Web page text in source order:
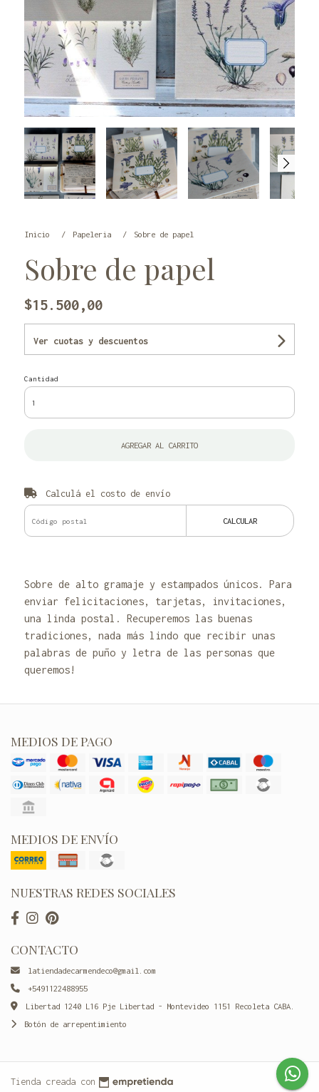
Inicio Papeleria Sobre de papel
Sobre de papel
$15.500,00
Ver cuotas y descuentos
Cantidad
AGREGAR AL CARRITO
Calculá el costo de envío
CALCULAR
Sobre de alto gramaje y estampados únicos. Para
enviar felicitaciones, tarjetas, invitaciones,
una linda postal. Recuperemos las buenas
tradiciones, nada más lindo que recibir unas
palabras de puño y letra de las personas que
queremos!
MEDIOS DE PAGO
MEDIOS DE ENVÍO
NUESTRAS REDES SOCIALES
CONTACTO
latiendadecarmendeco@gmail.com
+5491122488955
Libertad 1240 L16 Pje Libertad - Montevideo 1151 Recoleta CABA.
Botón de arrepentimiento
Tienda creada con